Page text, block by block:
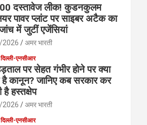
दस्तावेज लीक! कुडनकुलम
पावर प्लांट पर साइबर अटैक का
जांच में जुटीं एजेंसियां
2026 अमर भारती
दिल्ली-एनसीआर
पर सेहत गंभीर होने पर क्या
कानून? जानिए कब सरकार कर
हस्तक्षेप
2026 अमर भारती
दिल्ली-एनसीआर